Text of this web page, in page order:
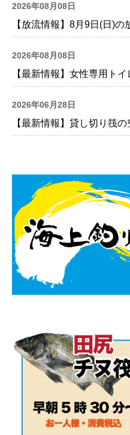
2026年08月08日
【放流情報】8月9日(日)の
2026年08月08日
【最新情報】女性専用ト
2026年06月28日
【最新情報】貸し切り筏の